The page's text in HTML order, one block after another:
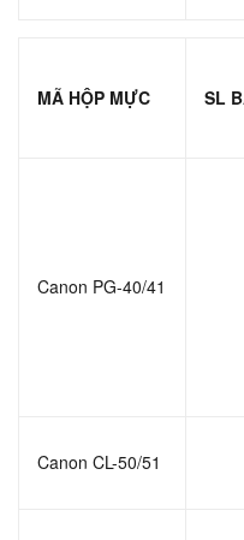
MÃ HỘP MỰC SL
Canon PG-40/41
Canon CL-50/51